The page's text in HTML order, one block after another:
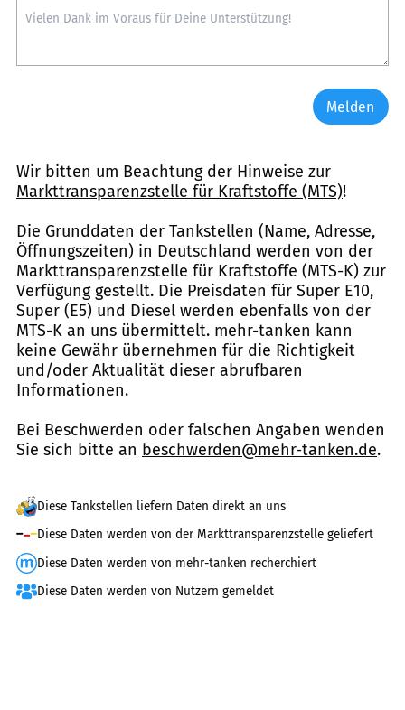
Melden
Wir bitten um Beachtung der Hinweise zur
Markttransparenzstelle für Kraftstoffe (MTS)!
Die Grunddaten der Tankstellen (Name, Adresse,
Öffnungszeiten) in Deutschland werden von der
Markttransparenzstelle für Kraftstoffe (MTS-K) zur
Verfügung gestellt. Die Preisdaten für Super E10,
Super (E5) und Diesel werden ebenfalls von der
MTS-K an uns übermittelt. mehr-tanken kann
keine Gewähr übernehmen für die Richtigkeit
und/oder Aktualität dieser abrufbaren
Informationen.
Bei Beschwerden oder falschen Angaben wenden
Sie sich bitte an beschwerden@mehr-tanken.de.
Diese Tankstellen liefern Daten direkt an uns
Diese Daten werden von der Markttransparenzstelle geliefert
Diese Daten werden von mehr-tanken recherchiert
Diese Daten werden von Nutzern gemeldet